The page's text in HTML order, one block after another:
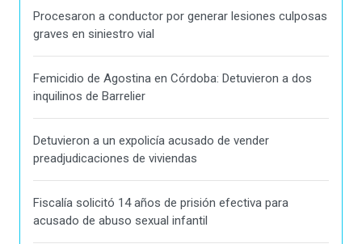
Procesaron a conductor por generar lesiones culposas
graves en siniestro vial
Femicidio de Agostina en Córdoba: Detuvieron a dos
inquilinos de Barrelier
Detuvieron a un expolicía acusado de vender
preadjudicaciones de viviendas
Fiscalía solicitó 14 años de prisión efectiva para
acusado de abuso sexual infantil